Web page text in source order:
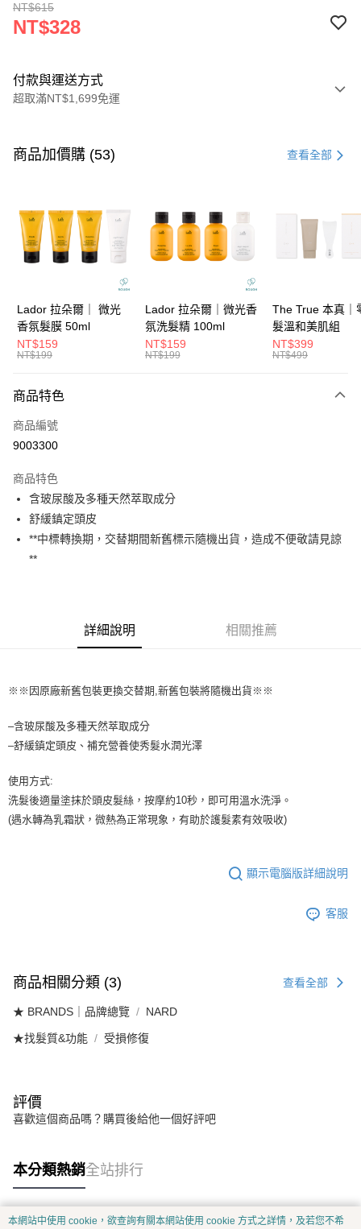
NT$615
NT$328
付款與運送方式
超取滿NT$1,699免運
信用卡一次付款
3 期 0 利率 每期NT$109
合作金庫商業銀行
第一商業銀行
華南商業銀行
彰化商業銀行
兆豐國際商業銀行
臺灣中小企業銀行
台中商業銀行
匯豐（台灣）商業銀行
華泰商業銀行
聯邦商業銀行
元大商業銀行
台灣樂天信用卡公司
6 期 0 利率 每期 NT$54 21家銀行
合作金庫商業銀行
第一商業銀行
台北富邦商業銀行
國泰世華商業銀行
兆豐國際商業銀行
臺灣中小企業銀行
台中商業銀行
匯豐（台灣）商業銀行
聯邦商業銀行
玉山商業銀行
台灣樂天信用卡公司
超商取貨付款
Apple Pay
街口支付
相關說明
【大哥付你分期使用說明】
2.付款方式選擇「大哥付你分期」，訂單成立後會自動跳轉到大哥付的交易
流程，驗證手機門號後，選擇欲分期的期數、繳款截止日，確認付款後即完
成交易。
3.實際核准額度、可分期數及費用金額請依後續交易確認頁面所載為準。
4.訂單成立30分鐘內，如未前往確認交易或遇審核未通過，訂單將自動取
2.透過簡訊連結打開帳單後，可選擇「超商條碼／台灣大直營門市／銀行轉
帳／街口支付／iPASS MONEY」等通路繳費。
用戶於交易時，得透過本服務購買商品或服務，並由商店將買賣／分期付款
2.基於同意付款使用「大哥付你分期」之契約關係目的，商店將以您的個人
資料（包含姓名、電話或地址）提供予台灣大哥大進項蒐集、處理及利用，
由本公司與您本人進行分期帳單所需資料之確認、核對及更正。
運送方式
全家取貨付款
每筆NT$65，滿NT$1,699(含以上)免運費
每筆NT$65，滿NT$1,699(含以上)免運費
宅配
每筆NT$80，滿NT$1,699(含以上)免運費
宅配-離島
每筆NT$100
商品加價購 (53) 查看全部
Lador 拉朵爾｜ 微光
香氛髮膜 50ml
NT$159
NT$199
Lador 拉朵爾｜微光香
氛洗髮精 100ml
NT$159
NT$199
The True 本真｜
髮溫和美肌組
NT$399
NT$499
商品特色
商品編號
9003300
商品特色
含玻尿酸及多種天然萃取成分
舒緩鎮定頭皮
**中標轉換期，交替期間新舊標示隨機出貨，造成不便敬請見諒
**
詳細說明 相關推薦
※※因原廠新舊包裝更換交替期,新舊包裝將隨機出貨※※
–含玻尿酸及多種天然萃取成分
–舒緩鎮定頭皮、補充營養使秀髮水潤光澤
使用方式:
洗髮後適量塗抹於頭皮髮絲，按摩約10秒，即可用溫水洗淨。
(遇水轉為乳霜狀，微熱為正常現象，有助於護髮素有效吸收)
顯示電腦版詳細說明
客服
商品相關分類 (3) 查看全部
★ BRANDS｜品牌總覽 NARD
★找髮質&功能 受損修復
評價
喜歡這個商品嗎？購買後給他一個好評吧
本分類熱銷全站排行
本網站中使用 cookie，欲查詢有關本網站使用 cookie 方式之詳情，及若您不希